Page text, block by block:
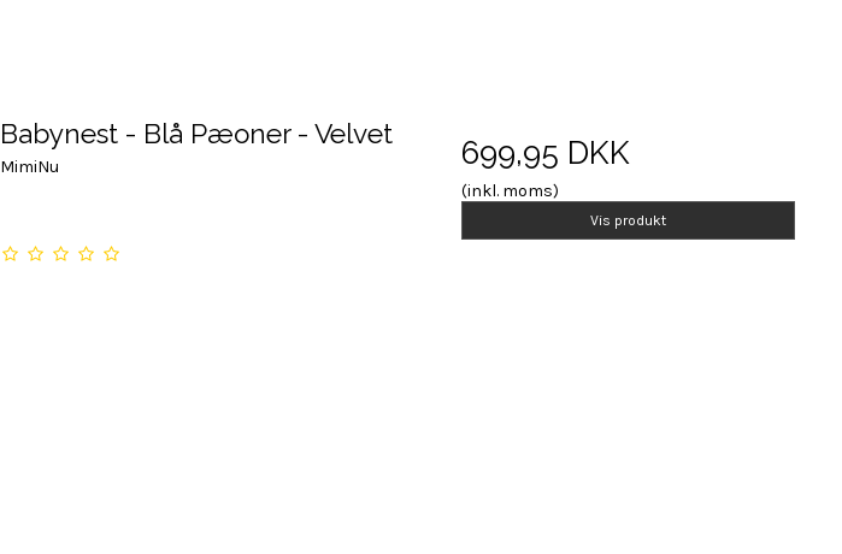
Babynest - Blå Pæoner - Velvet
MimiNu 699,95 DKK
(inkl. moms)
Vis produkt